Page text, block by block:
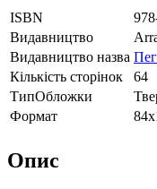
ISBN
Видавництво
Видавництво назва
Кількість сторінок
64
ТипОбложки
Формат
Опис